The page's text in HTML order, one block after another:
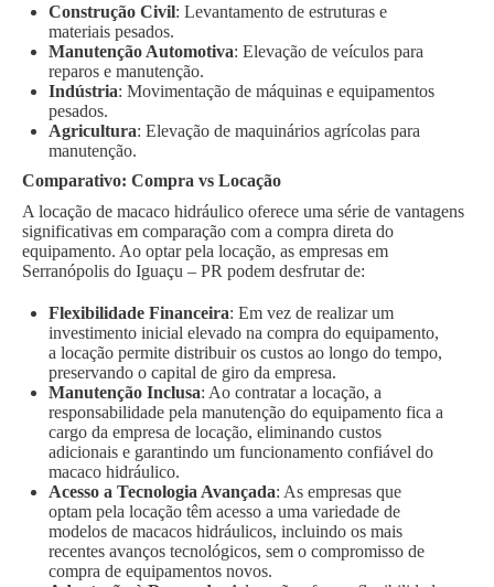
Construção Civil: Levantamento de estruturas e
materiais pesados.
Manutenção Automotiva: Elevação de veículos para
reparos e manutenção.
Indústria: Movimentação de máquinas e equipamentos
pesados.
Agricultura: Elevação de maquinários agrícolas para
manutenção.
Comparativo: Compra vs Locação
A locação de macaco hidráulico oferece uma série de vantagens
significativas em comparação com a compra direta do
equipamento. Ao optar pela locação, as empresas em
Serranópolis do Iguaçu – PR podem desfrutar de:
Flexibilidade Financeira: Em vez de realizar um
investimento inicial elevado na compra do equipamento,
a locação permite distribuir os custos ao longo do tempo,
preservando o capital de giro da empresa.
Manutenção Inclusa: Ao contratar a locação, a
responsabilidade pela manutenção do equipamento fica a
cargo da empresa de locação, eliminando custos
adicionais e garantindo um funcionamento confiável do
macaco hidráulico.
Acesso a Tecnologia Avançada: As empresas que
optam pela locação têm acesso a uma variedade de
modelos de macacos hidráulicos, incluindo os mais
recentes avanços tecnológicos, sem o compromisso de
compra de equipamentos novos.